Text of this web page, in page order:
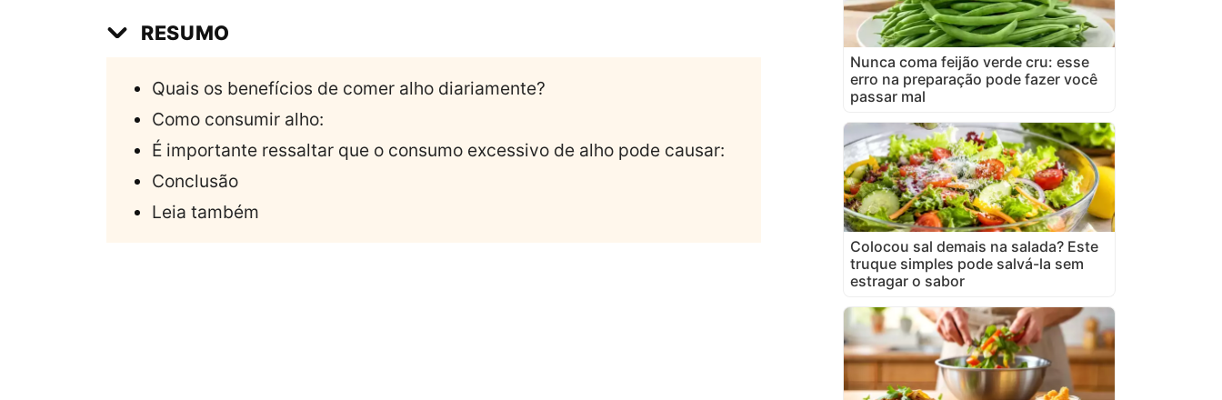
RESUMO
Quais os benefícios de comer alho diariamente?
Como consumir alho:
É importante ressaltar que o consumo excessivo de alho pode causar:
Conclusão
Leia também
Nunca coma feijão verde cru: esse
erro na preparação pode fazer você
passar mal
Colocou sal demais na salada? Este
truque simples pode salvá-la sem
estragar o sabor